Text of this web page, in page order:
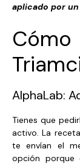
aplicado por
AlphaLab:
Tienes que
activo. La
te envían el
opción